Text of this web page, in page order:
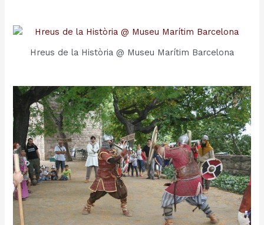
Hreus de la Història @ Museu Marítim Barcelona